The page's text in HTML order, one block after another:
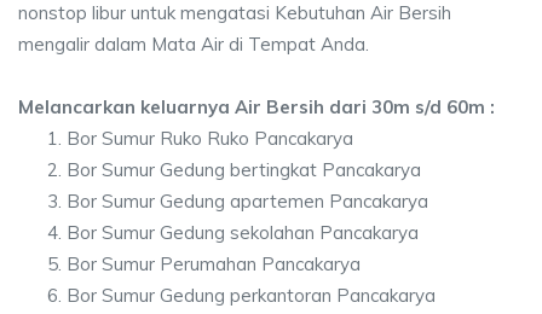
nonstop libur untuk mengatasi Kebutuhan Air Bersih
mengalir dalam Mata Air di Tempat Anda.
Melancarkan keluarnya Air Bersih dari 30m s/d 60m :
Bor Sumur Ruko Ruko Pancakarya
Bor Sumur Gedung bertingkat Pancakarya
Bor Sumur Gedung apartemen Pancakarya
Bor Sumur Gedung sekolahan Pancakarya
Bor Sumur Perumahan Pancakarya
Bor Sumur Gedung perkantoran Pancakarya